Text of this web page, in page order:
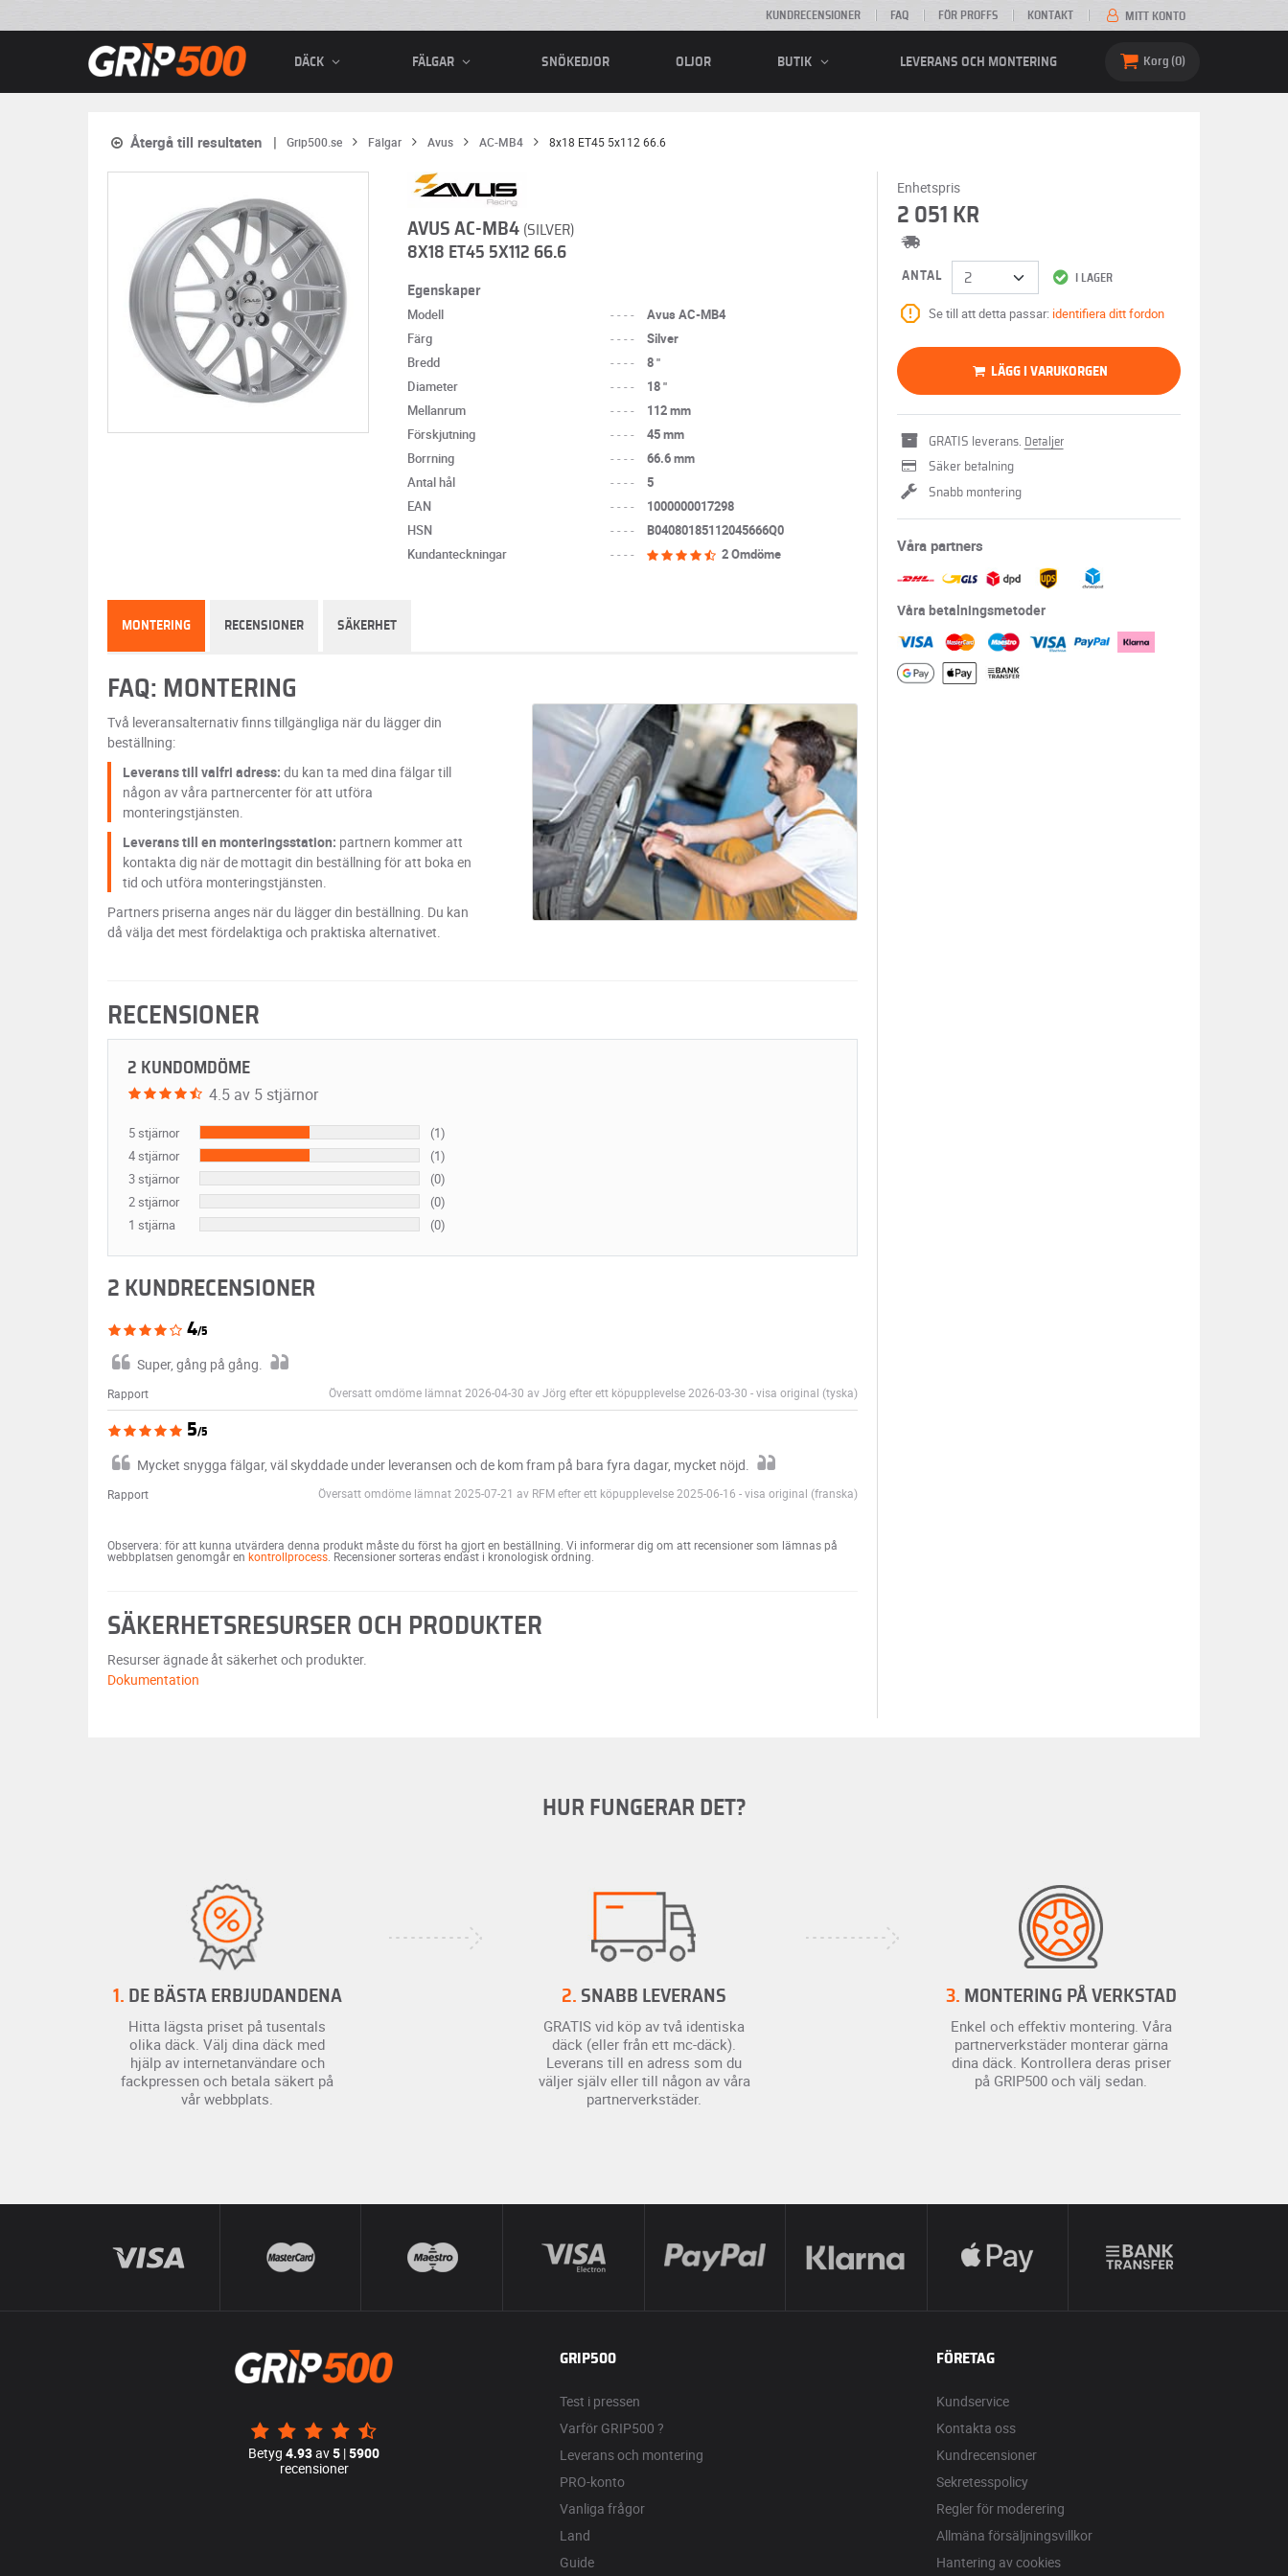
KUNDRECENSIONER FAQ FÖR PROFFS KONTAKT MITT KONTO
DÄCK FÄLGAR SNÖKEDJOR OLJOR BUTIK LEVERANS OCH MONTERING Korg 0
Återgå till resultaten Grip500.se Fälgar Avus AC-MB4 8x18 ET45 5x112 66.6
AVUS AC-MB4 (SILVER)
8X18 ET45 5X112 66.6
Egenskaper
Modell ----
Avus AC-MB4
Färg
----
Silver
Bredd
----
8 "
Diameter
----
18 "
Mellanrum
----
112 mm
Förskjutning
----
45 mm
Borrning
----
66.6 mm
Antal hål
----
5
EAN
----
1000000017298
HSN
----
B04080185112045666Q0
Kundanteckningar
---- 2 Omdöme
Enhetspris
2 051 KR
I LAGER
ANTAL
Se till att detta passar: identifiera ditt fordon
LÄGG I VARUKORGEN
GRATIS leverans. Detaljer
Säker betalning
Snabb montering
Våra partners
Våra betalningsmetoder
MONTERING RECENSIONER SÄKERHET
FAQ: MONTERING
Två leveransalternativ finns tillgängliga när du lägger din
beställning:
Leverans till valfri adress: du kan ta med dina fälgar till
någon av våra partnercenter för att utföra
monteringstjänsten.
Leverans till en monteringsstation: partnern kommer att
kontakta dig när de mottagit din beställning för att boka en
tid och utföra monteringstjänsten.
Partners priserna anges när du lägger din beställning. Du kan
då välja det mest fördelaktiga och praktiska alternativet.
RECENSIONER
2 KUNDOMDÖME
4.5 av 5 stjärnor
5 stjärnor
(1)
4 stjärnor
(1)
3 stjärnor
(0)
2 stjärnor
(0)
1 stjärna
(0)
2 KUNDRECENSIONER
4/5
Super, gång på gång.
Rapport Översatt omdöme lämnat 2026-04-30 av Jörg efter ett köpupplevelse 2026-03-30 -visa original (tyska)
5/5
Mycket snygga fälgar, väl skyddade under leveransen och de kom fram på bara fyra dagar, mycket nöjd.
Rapport Översatt omdöme lämnat 2025-07-21 av RFM efter ett köpupplevelse 2025-06-16 -visa original (franska)
Observera: för att kunna utvärdera denna produkt måste du först ha gjort en beställning. Vi informerar dig om att recensioner som lämnas på
webbplatsen genomgår en kontrollprocess . Recensioner sorteras endast i kronologisk ordning.
SÄKERHETSRESURSER OCH PRODUKTER
Resurser ägnade åt säkerhet och produkter.
Dokumentation
HUR FUNGERAR DET?
1. DE BÄSTA ERBJUDANDENA
Hitta lägsta priset på tusentals
olika däck. Välj dina däck med
hjälp av internetanvändare och
fackpressen och betala säkert på
vår webbplats.
2. SNABB LEVERANS
GRATIS vid köp av två identiska
däck (eller från ett mc-däck).
Leverans till en adress som du
väljer själv eller till någon av våra
partnerverkstäder.
3. MONTERING PÅ VERKSTAD
Enkel och effektiv montering. Våra
partnerverkstäder monterar gärna
dina däck. Kontrollera deras priser
på GRIP500 och välj sedan.
Betyg4.93av5 |5900
recensioner
GRIP500
Test i pressen
Varför GRIP500 ?
Leverans och montering
PRO-konto
Vanliga frågor
Land
Guide
FÖRETAG
Kundservice
Kontakta oss
Kundrecensioner
Sekretesspolicy
Regler för moderering
Allmäna försäljningsvillkor
Hantering av cookies